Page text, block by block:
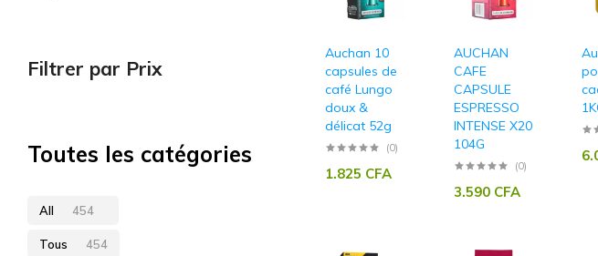
Auchan 10
capsules de
café Lungo
doux &
délicat 52g
(0)
1.825 CFA
AUCHAN
CAFE
CAPSULE
ESPRESSO
INTENSE X20
104G
(0)
3.590 CFA
Filtrer par Prix
Toutes les catégories
All 454
Tous 454